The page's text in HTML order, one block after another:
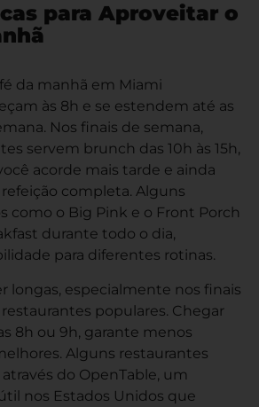
para Aproveitar o
da manhã em Miami
às 8h e se estendem até as
Nos finais de semana,
servem brunch das 10h às 15h,
acorde mais tarde e ainda
completa. Alguns
como o Big Pink e o Front Porch
durante todo o dia,
para diferentes rotinas.
longas, especialmente nos finais
populares. Chegar
8h ou 9h, garante menos
Alguns restaurantes
do OpenTable, um
nos Estados Unidos que